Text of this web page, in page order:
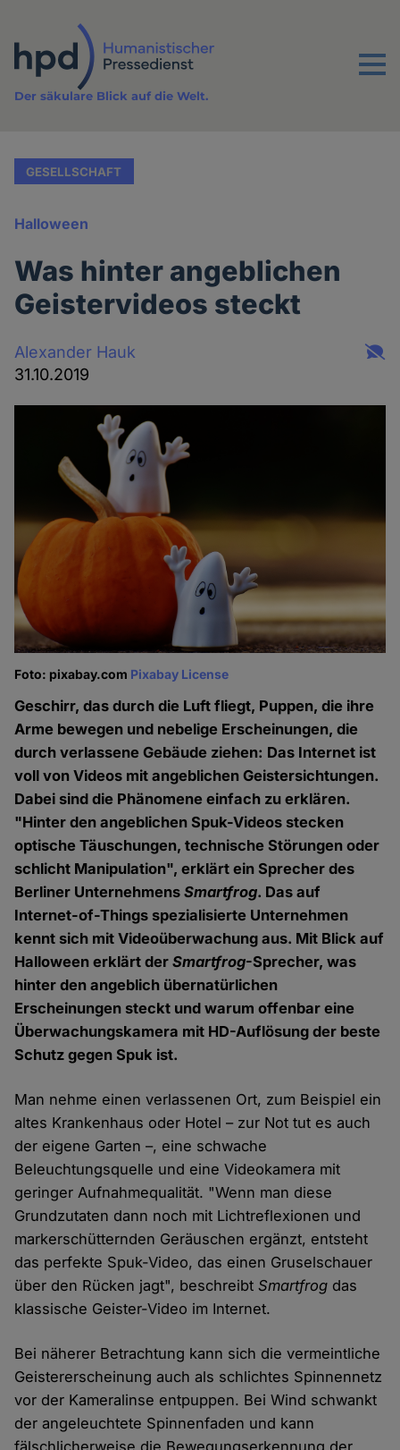
Inhalt
Menu
Der säkulare Blick auf die Welt.
GESELLSCHAFT
Halloween
Was hinter angeblichen
Geistervideos steckt
Alexander Hauk
31.10.2019
Foto: pixabay.com Pixabay License
Geschirr, das durch die Luft fliegt, Puppen, die ihre
Arme bewegen und nebelige Erscheinungen, die
durch verlassene Gebäude ziehen: Das Internet ist
voll von Videos mit angeblichen Geistersichtungen.
Dabei sind die Phänomene einfach zu erklären.
"Hinter den angeblichen Spuk-Videos stecken
optische Täuschungen, technische Störungen oder
schlicht Manipulation", erklärt ein Sprecher des
Berliner UnternehmensSmartfrog. Das auf
Internet-of-Things spezialisierte Unternehmen
kennt sich mit Videoüberwachung aus. Mit Blick auf
Halloween erklärt derSmartfrog-Sprecher, was
hinter den angeblich übernatürlichen
Erscheinungen steckt und warum offenbar eine
Überwachungskamera mit HD-Auflösung der beste
Schutz gegen Spuk ist.
Man nehme einen verlassenen Ort, zum Beispiel ein
altes Krankenhaus oder Hotel – zur Not tut es auch
der eigene Garten –, eine schwache
Beleuchtungsquelle und eine Videokamera mit
geringer Aufnahmequalität. "Wenn man diese
Grundzutaten dann noch mit Lichtreflexionen und
markerschütternden Geräuschen ergänzt, entsteht
das perfekte Spuk-Video, das einen Gruselschauer
über den Rücken jagt", beschreibtSmartfrog das
klassische Geister-Video im Internet.
Bei näherer Betrachtung kann sich die vermeintliche
Geistererscheinung auch als schlichtes Spinnennetz
vor der Kameralinse entpuppen. Bei Wind schwankt
der angeleuchtete Spinnenfaden und kann